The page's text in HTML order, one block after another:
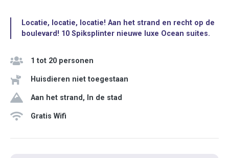
Locatie, locatie, locatie! Aan het strand en recht op de
boulevard! 10 Spiksplinter nieuwe luxe Ocean suites.
1 tot 20 personen
Huisdieren niet toegestaan
Aan het strand, In de stad
Gratis Wifi